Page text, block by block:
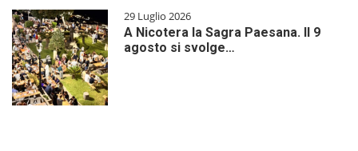
29 Luglio 2026
A Nicotera la Sagra Paesana. Il 9
agosto si svolge…